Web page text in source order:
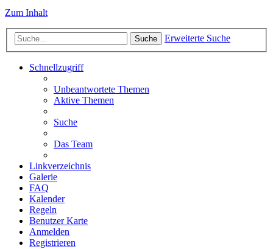
Zum Inhalt
Suche Erweiterte Suche
Schnellzugriff
Unbeantwortete Themen
Aktive Themen
Suche
Das Team
Linkverzeichnis
Galerie
FAQ
Kalender
Regeln
Benutzer Karte
Anmelden
Registrieren